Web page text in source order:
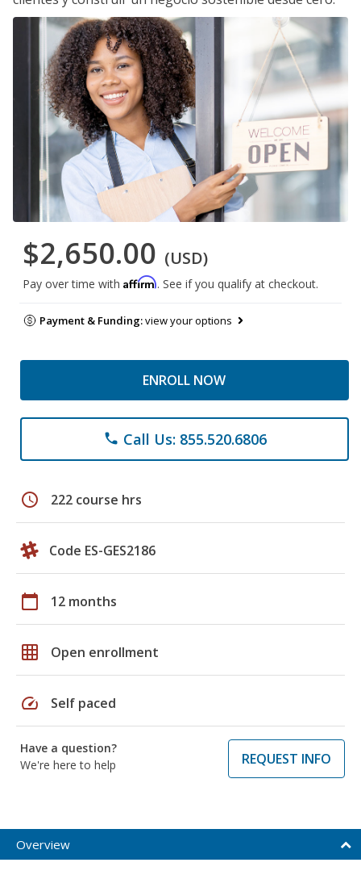
$2,650.00 (USD)
Pay over time with Affirm. See if you qualify at checkout.
Payment & Funding:view your options
ENROLL NOW
phone Call Us: 855.520.6806
schedule 222 course hrs
Code ES-GES2186
calendar_today 12 months
grid_on Open enrollment
speed Self paced
Have a question?
We're here to help
REQUEST INFO
Overview